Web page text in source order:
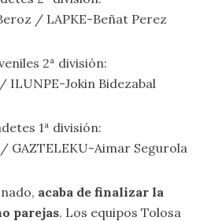
/ LAPKE-Beñat Perez
2ª división:
ILUNPE-Jokin Bidezabal
1ª división:
GAZTELEKU-Aimar Segurola
acaba de finalizar la
parejas. Los equipos Tolosa